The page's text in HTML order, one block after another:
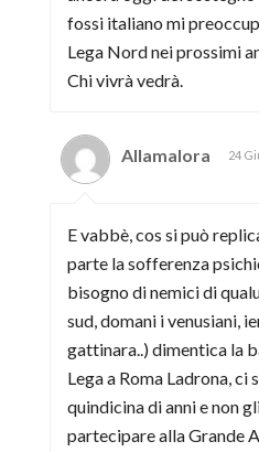
fossi italiano mi
Lega Nord nei prossimi
Chi vivrà vedrà.
Allamalora 24
E vabbè, cos si può
parte la sofferenza
bisogno di nemici di
sud, domani i venusiani,
gattinara..) dimentica la
Lega a Roma Ladrona, ci
quindicina di anni e non
partecipare alla Grande